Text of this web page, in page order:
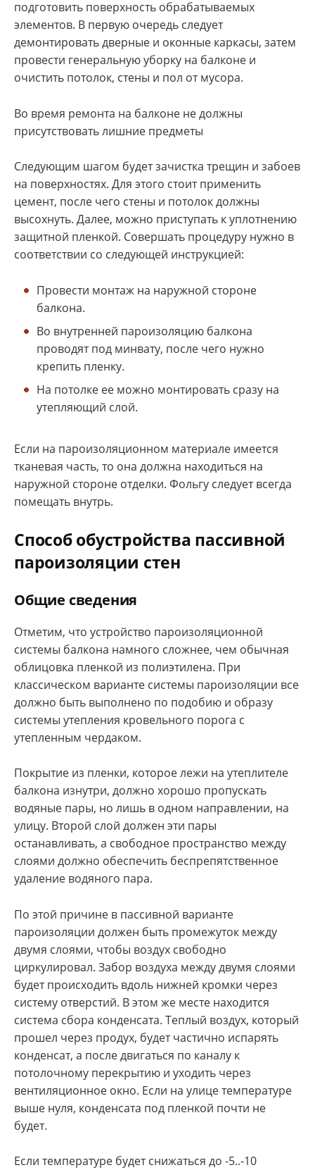
подготовить поверхность обрабатываемых
элементов. В первую очередь следует
демонтировать дверные и оконные каркасы, затем
провести генеральную уборку на балконе и
очистить потолок, стены и пол от мусора.
Во время ремонта на балконе не должны
присутствовать лишние предметы
Следующим шагом будет зачистка трещин и забоев
на поверхностях. Для этого стоит применить
цемент, после чего стены и потолок должны
высохнуть. Далее, можно приступать к уплотнению
защитной пленкой. Совершать процедуру нужно в
соответствии со следующей инструкцией:
Провести монтаж на наружной стороне
балкона.
Во внутренней пароизоляцию балкона
проводят под минвату, после чего нужно
крепить пленку.
На потолке ее можно монтировать сразу на
утепляющий слой.
Если на пароизоляционном материале имеется
тканевая часть, то она должна находиться на
наружной стороне отделки. Фольгу следует всегда
помещать внутрь.
Способ обустройства пассивной
пароизоляции стен
Общие сведения
Отметим, что устройство пароизоляционной
системы балкона намного сложнее, чем обычная
облицовка пленкой из полиэтилена. При
классическом варианте системы пароизоляции все
должно быть выполнено по подобию и образу
системы утепления кровельного порога с
утепленным чердаком.
Покрытие из пленки, которое лежи на утеплителе
балкона изнутри, должно хорошо пропускать
водяные пары, но лишь в одном направлении, на
улицу. Второй слой должен эти пары
останавливать, а свободное пространство между
слоями должно обеспечить беспрепятственное
удаление водяного пара.
По этой причине в пассивной варианте
пароизоляции должен быть промежуток между
двумя слоями, чтобы воздух свободно
циркулировал. Забор воздуха между двумя слоями
будет происходить вдоль нижней кромки через
систему отверстий. В этом же месте находится
система сбора конденсата. Теплый воздух, который
прошел через продух, будет частично испарять
конденсат, а после двигаться по каналу к
потолочному перекрытию и уходить через
вентиляционное окно. Если на улице температуре
выше нуля, конденсата под пленкой почти не
будет.
Если температуре будет снижаться до -5..-10